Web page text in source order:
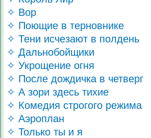
✧ Вор
✧ Поющие в терновнике
✧ Тени исчезают в полдень
✧ Дальнобойщики
✧ Укрощение огня
✧ После дождичка в четверг
✧ А зори здесь тихие
✧ Комедия строгого режима
✧ Аэроплан
✧ Только ты и я